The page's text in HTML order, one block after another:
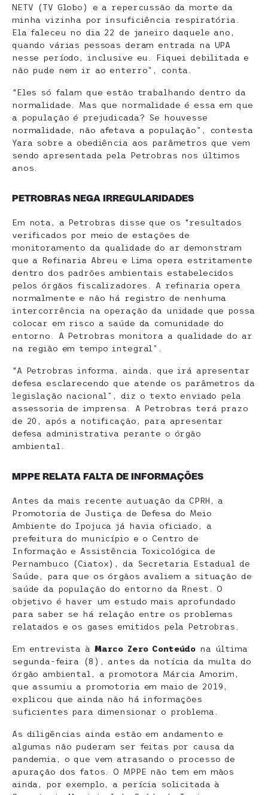
NETV (TV Globo) e a repercussão da morte da
minha vizinha por insuficiência respiratória.
Ela faleceu no dia 22 de janeiro daquele ano,
quando várias pessoas deram entrada na UPA
nesse período, inclusive eu. Fiquei debilitada e
não pude nem ir ao enterro”, conta.
“Eles só falam que estão trabalhando dentro da
normalidade. Mas que normalidade é essa em que
a população é prejudicada? Se houvesse
normalidade, não afetava a população”, contesta
Yara sobre a obediência aos parâmetros que vem
sendo apresentada pela Petrobras nos últimos
anos.
PETROBRAS NEGA IRREGULARIDADES
Em nota, a Petrobras disse que os “resultados
verificados por meio de estações de
monitoramento da qualidade do ar demonstram
que a Refinaria Abreu e Lima opera estritamente
dentro dos padrões ambientais estabelecidos
pelos órgãos fiscalizadores. A refinaria opera
normalmente e não há registro de nenhuma
intercorrência na operação da unidade que possa
colocar em risco a saúde da comunidade do
entorno. A Petrobras monitora a qualidade do ar
na região em tempo integral”.
“A Petrobras informa, ainda, que irá apresentar
defesa esclarecendo que atende os parâmetros da
legislação nacional”, diz o texto enviado pela
assessoria de imprensa. A Petrobras terá prazo
de 20, após a notificação, para apresentar
defesa administrativa perante o órgão
ambiental.
MPPE RELATA FALTA DE INFORMAÇÕES
Antes da mais recente autuação da CPRH, a
Promotoria de Justiça de Defesa do Meio
Ambiente do Ipojuca já havia oficiado, a
prefeitura do município e o Centro de
Informação e Assistência Toxicológica de
Pernambuco (Ciatox), da Secretaria Estadual de
Saúde, para que os órgãos avaliem a situação de
saúde da população do entorno da Rnest. O
objetivo é haver um estudo mais aprofundado
para saber se há relação entre os problemas
relatados e os gases emitidos pela Petrobras.
Em entrevista à Marco Zero Conteúdo na última
segunda-feira (8), antes da notícia da multa do
órgão ambiental, a promotora Márcia Amorim,
que assumiu a promotoria em maio de 2019,
explicou que ainda não há informações
suficientes para dimensionar o problema.
As diligências ainda estão em andamento e
algumas não puderam ser feitas por causa da
pandemia, o que vem atrasando o processo de
apuração dos fatos. O MPPE não tem em mãos
ainda, por exemplo, a perícia solicitada à